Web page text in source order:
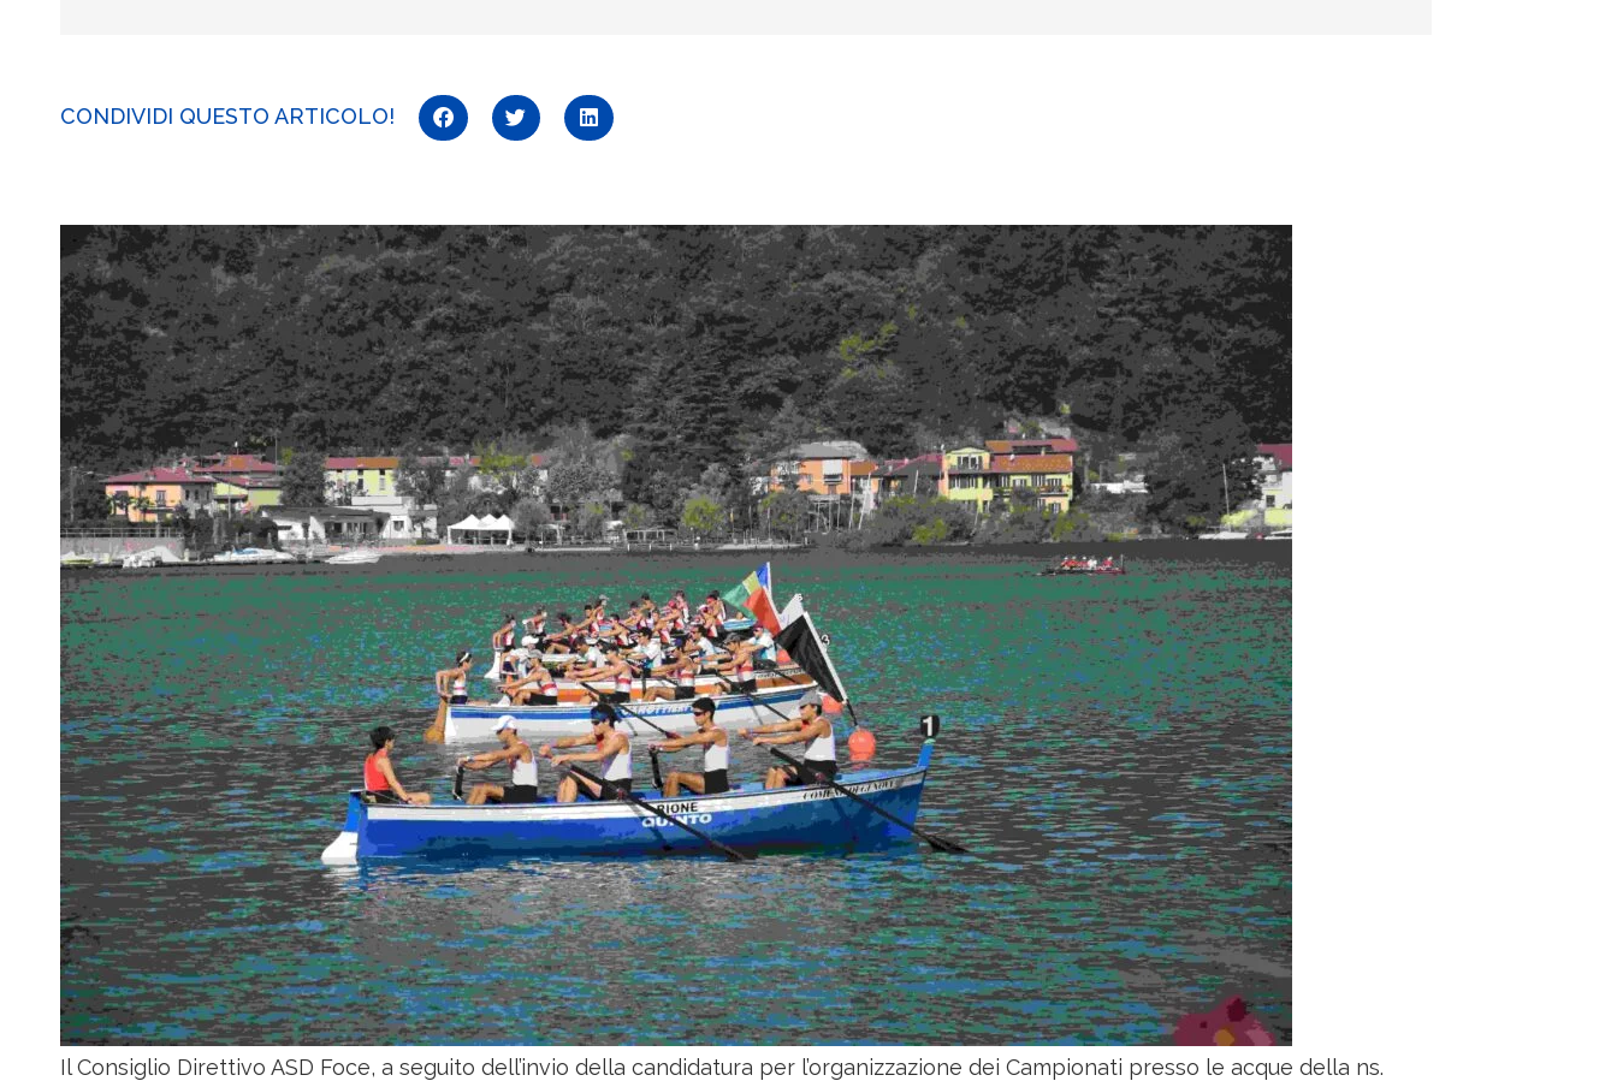
CONDIVIDI QUESTO ARTICOLO!
Il Consiglio Direttivo ASD Foce, a seguito dell’invio della candidatura per l’organizzazione dei Campionati presso le acque della ns.